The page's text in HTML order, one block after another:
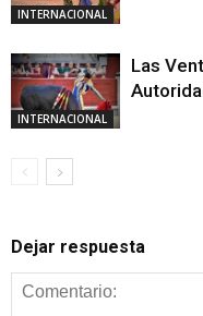
INTERNACIONAL
INTERNACIONAL
Las
Dejar respuesta